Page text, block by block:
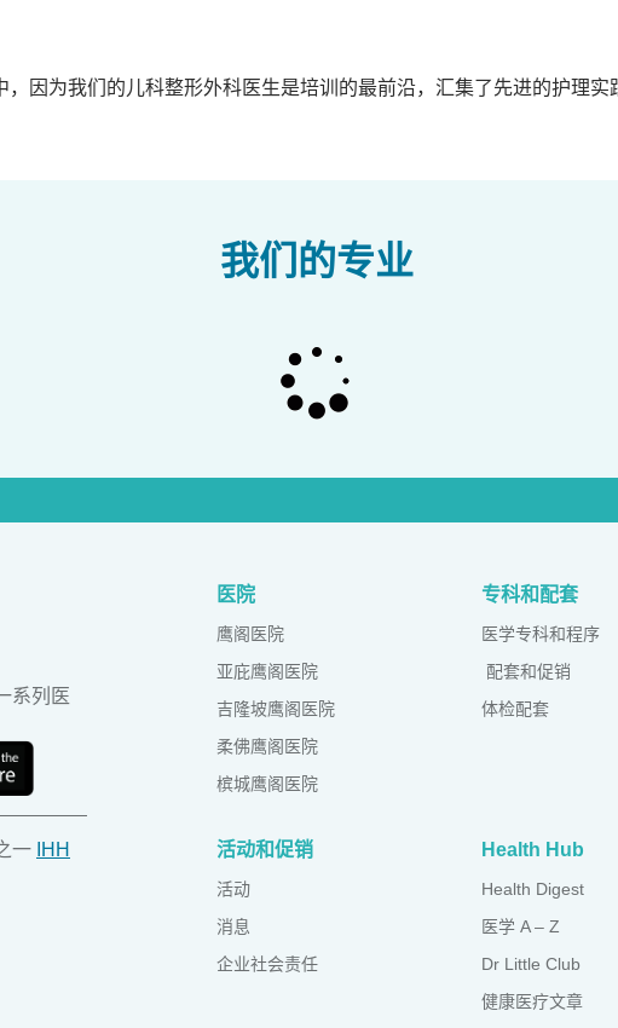
因为我们的儿科整形外科医生是培训的最前沿，汇集了先进的护理
我们的专业
系列医
一 IHH
医院
鹰阁医院
亚庇鹰阁医院
吉隆坡鹰阁医院
柔佛鹰阁医院
槟城鹰阁医院
专科和配套
医学专科和程序
配套和促销
体检配套
活动和促销
活动
消息
企业社会责任
Health Hub
Health Digest
医学 A – Z
Dr Little Club
健康医疗文章